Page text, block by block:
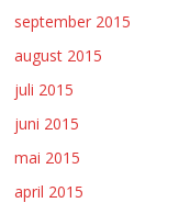
september 2015
august 2015
juli 2015
juni 2015
mai 2015
april 2015